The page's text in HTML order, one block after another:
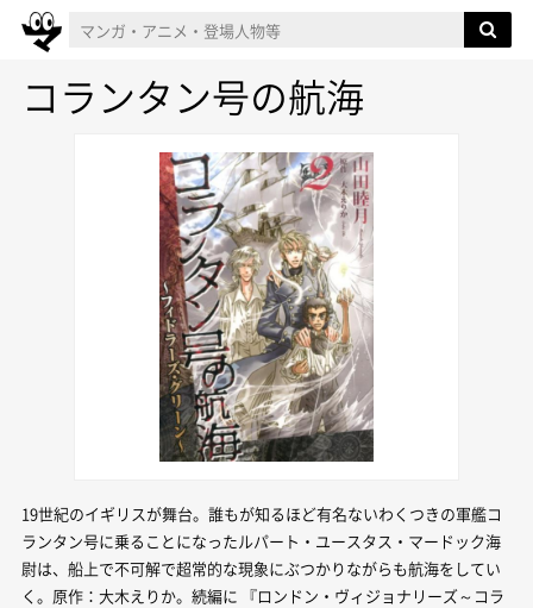
コランタン号の航海
19世紀のイギリスが舞台。誰もが知るほど有名ないわくつきの軍艦コ
ランタン号に乗ることになったルパート・ユースタス・マードック海
尉は、船上で不可解で超常的な現象にぶつかりながらも航海をしてい
く。原作：大木えりか。続編に 『ロンドン・ヴィジョナリーズ～コラ